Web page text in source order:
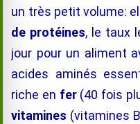
un très petit volume:
de protéines, le taux
jour pour un aliment
acides aminés
riche en fer (40 fois
vitamines (vitamines